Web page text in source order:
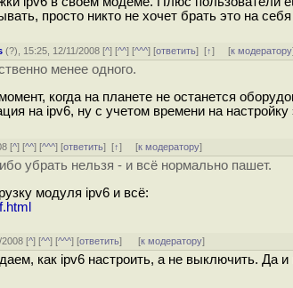
просто никто не хочет брать это на себя
(?), 15:25, 12/11/2008 [^] [^^] [^^^] [ответить][↑] [к модератору
менее одного.
когда на планете не останется
на ipv6, ну с учетом времени на настройку
[^] [^^] [^^^] [ответить][↑] [к модератору]
убрать нельзя - и всё нормально пашет.
модуля ipv6 и всё:
2008 [^] [^^] [^^^] [ответить] [к модератору]
как ipv6 настроить, а не выключить. Да